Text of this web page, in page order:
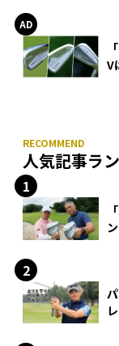
V
人気記事ラ